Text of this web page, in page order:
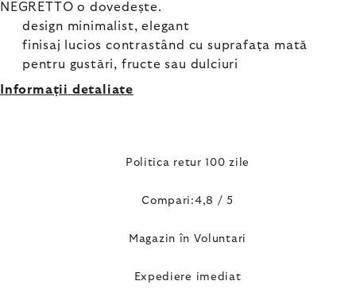
NEGRETTO o dovedește.
design minimalist, elegant
finisaj lucios contrastând cu suprafața mată
pentru gustări, fructe sau dulciuri
Informaţii detaliate
Politica retur 100 zile
Compari:4,8 / 5
Magazin în Voluntari
Expediere imediat